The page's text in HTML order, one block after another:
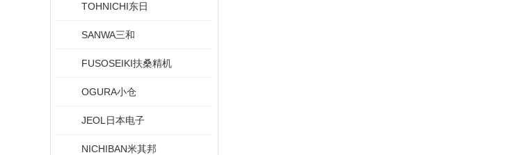
TOHNICHI东日
SANWA三和
FUSOSEIKI扶桑精机
OGURA小仓
JEOL日本电子
NICHIBAN米其邦